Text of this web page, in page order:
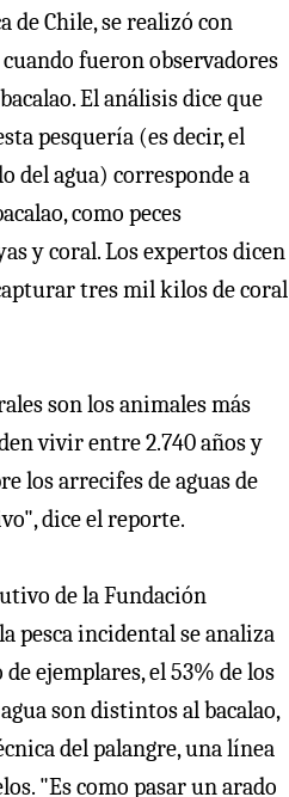
de Chile, se realizó con
fueron observadores
El análisis dice que
pesquería (es decir, el
del agua) corresponde a
como peces
y coral. Los expertos dicen
tres mil kilos de coral
son los animales más
vivir entre 2.740 años y
los arrecifes de aguas de
dice el reporte.
de la Fundación
pesca incidental se analiza
ejemplares, el 53% de los
son distintos al bacalao,
del palangre, una línea
"Es como pasar un arado